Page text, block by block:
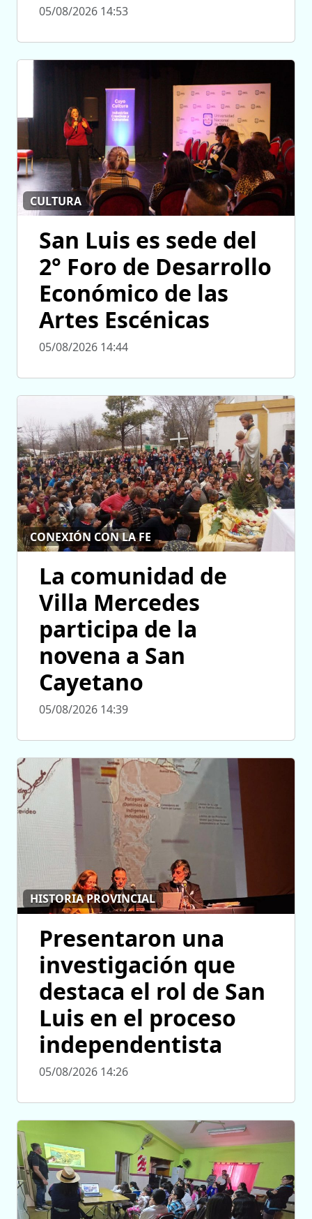
05/08/2026 14:53
CULTURA
San Luis es sede del
2° Foro de Desarrollo
Económico de las
Artes Escénicas
05/08/2026 14:44
CONEXIÓN CON LA FE
La comunidad de
Villa Mercedes
participa de la
novena a San
Cayetano
05/08/2026 14:39
HISTORIA PROVINCIAL
Presentaron una
investigación que
destaca el rol de San
Luis en el proceso
independentista
05/08/2026 14:26